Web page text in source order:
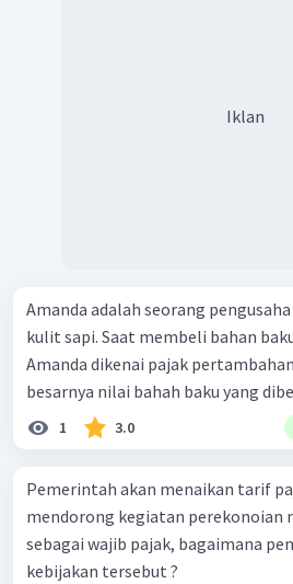
Iklan
Amanda adalah seorang
kulit sapi. Saat membeli bahan
Amanda dikenai pajak
besarnya nilai bahah baku yang
1 3.0
Pemerintah akan menaikan tarif
mendorong kegiatan perekonoian
sebagai wajib pajak, bagaimana
kebijakan tersebut ?